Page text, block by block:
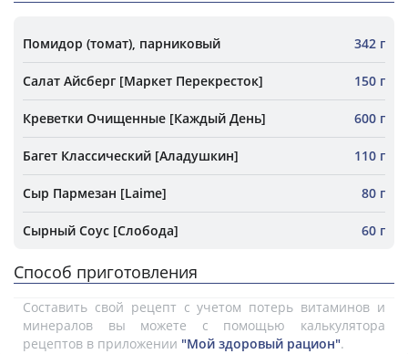
Помидор (томат), парниковый 342 г
Салат Айсберг [Маркет Перекресток] 150 г
Креветки Очищенные [Каждый День] 600 г
Багет Классический [Аладушкин] 110 г
Сыр Пармезан [Laime] 80 г
Сырный Соус [Слобода] 60 г
Способ приготовления
Составить свой рецепт с учетом потерь витаминов и
минералов вы можете с помощью калькулятора
рецептов в приложении "Мой здоровый рацион".